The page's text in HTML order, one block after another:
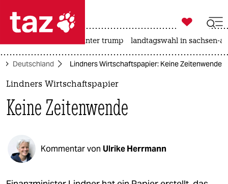
 taz zahl ich
taz zahl ich
politik
öko
gesellschaft

taz zahl ich
usa unter trump landtagswahl in sachsen-
Deutschland Lindners Wirtschaftspapier: Keine Zeitenwende
Lindners Wirtschaftspapier
Keine Zeitenwende
Kommentar von Ulrike Herrmann